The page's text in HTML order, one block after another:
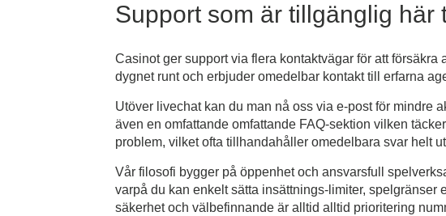
Support som är tillgänglig här
Casinot ger support via flera kontaktvägar för att
dygnet runt och erbjuder omedelbar kontakt till erfarna
Utöver livechat kan du man nå oss via e-post för mindre
även en omfattande omfattande FAQ-sektion vilken
problem, vilket ofta tillhandahåller omedelbara svar helt
Vår filosofi bygger på öppenhet och ansvarsfull
varpå du kan enkelt sätta insättnings-limiter,
säkerhet och välbefinnande är alltid alltid prioritering